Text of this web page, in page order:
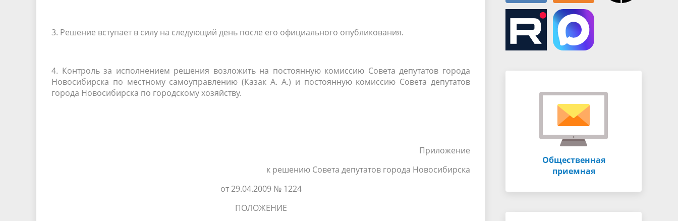
3. Решение вступает в силу на следующий день после его официального опубликования.
4. Контроль за исполнением решения возложить на постоянную комиссию Совета депутатов города
Новосибирска по местному самоуправлению (Казак А. А.) и постоянную комиссию Совета депутатов
города Новосибирска по городскому хозяйству.
Приложение
к решению Совета депутатов города Новосибирска
от29.04.2009№ 1224
ПОЛОЖЕНИЕ
Общественная
приемная